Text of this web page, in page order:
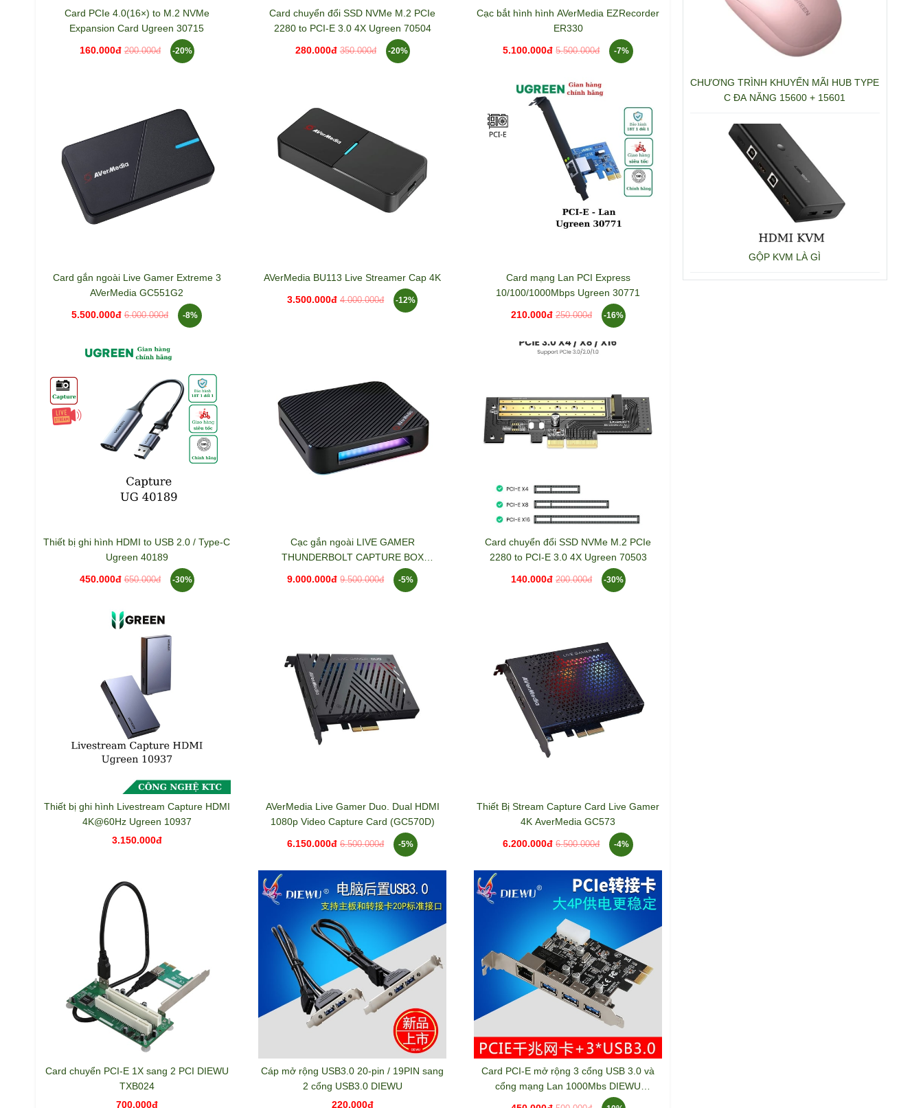
Card PCIe 4.0(16×) to M.2 NVMe
Expansion Card Ugreen 30715
160.000đ 200.000đ -20%
Card chuyển đổi SSD NVMe M.2 PCIe
2280 to PCI-E 3.0 4X Ugreen 70504
280.000đ 350.000đ -20%
Cạc bắt hình hình AVerMedia EZRecorder
ER330
5.100.000đ 5.500.000đ -7%
Card gắn ngoài Live Gamer Extreme 3
AVerMedia GC551G2
5.500.000đ 6.000.000đ -8%
AVerMedia BU113 Live Streamer Cap 4K
3.500.000đ 4.000.000đ -12%
Card mạng Lan PCI Express
10/100/1000Mbps Ugreen 30771
210.000đ 250.000đ -16%
Thiết bị ghi hình HDMI to USB 2.0 / Type-C
Ugreen 40189
450.000đ 650.000đ -30%
Cạc gắn ngoài LIVE GAMER
THUNDERBOLT CAPTURE BOX
9.000.000đ 9.500.000đ -5%
Card chuyển đổi SSD NVMe M.2 PCIe
2280 to PCI-E 3.0 4X Ugreen 70503
140.000đ 200.000đ -30%
Thiết bị ghi hình Livestream Capture HDMI
4K@60Hz Ugreen 10937
3.150.000đ
AVerMedia Live Gamer Duo. Dual HDMI
1080p Video Capture Card (GC570D)
6.150.000đ 6.500.000đ -5%
Thiết Bị Stream Capture Card Live Gamer
4K AverMedia GC573
6.200.000đ 6.500.000đ -4%
Card chuyển PCI-E 1X sang 2 PCI DIEWU
TXB024
700.000đ
Cáp mở rộng USB3.0 20-pin / 19PIN sang
2 cổng USB3.0 DIEWU
220.000đ
Card PCI-E mở rộng 3 cổng USB 3.0 và
cổng mạng Lan 1000Mbs DIEWU
CHƯƠNG TRÌNH KHUYẾN MÃI HUB TYPE
C ĐA NĂNG 15600 + 15601
GỘP KVM LÀ GÌ